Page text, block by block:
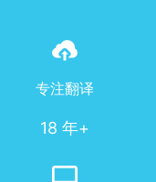
专注翻译
18 年+